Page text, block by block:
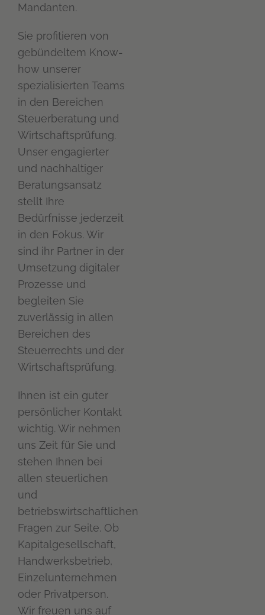
Mandanten.
Sie profitieren von
gebündeltem Know-
how unserer
spezialisierten Teams
in den Bereichen
Steuerberatung und
Wirtschaftsprüfung.
Unser engagierter
und nachhaltiger
Beratungsansatz
stellt Ihre
Bedürfnisse jederzeit
in den Fokus. Wir
sind ihr Partner in der
Umsetzung digitaler
Prozesse und
begleiten Sie
zuverlässig in allen
Bereichen des
Steuerrechts und der
Wirtschaftsprüfung.
Ihnen ist ein guter
persönlicher Kontakt
wichtig. Wir nehmen
uns Zeit für Sie und
stehen Ihnen bei
allen steuerlichen
und
betriebswirtschaftlichen
Fragen zur Seite. Ob
Kapitalgesellschaft,
Handwerksbetrieb,
Einzelunternehmen
oder Privatperson.
Wir freuen uns auf